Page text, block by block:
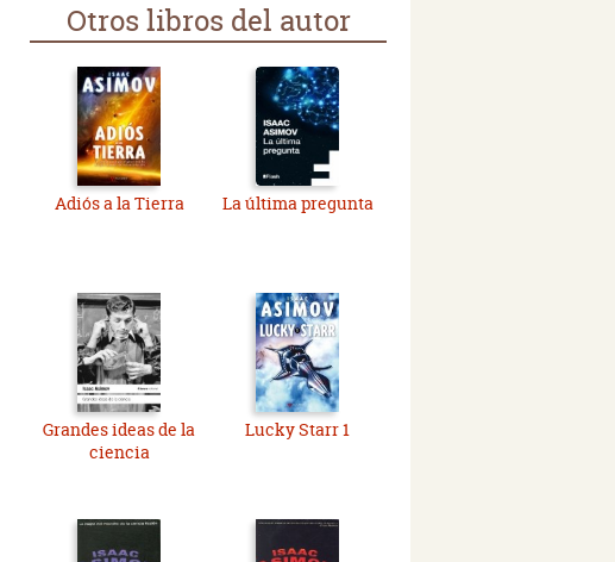
Otros libros del autor
Adiós a la Tierra La última pregunta
Grandes ideas de la
ciencia
Lucky Starr 1